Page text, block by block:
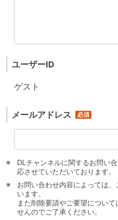
ユーザーID
ゲスト
メールアドレス
DLチャンネルに関するお問い
応させていただいております。
お問い合わせ内容によっては
います。
また削除要請やご要望につい
せんのでご了承ください。